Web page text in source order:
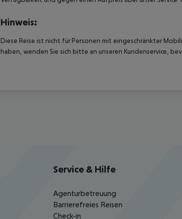
Hinweis:
Diese Reise ist nicht für Personen mit eingeschränkter
haben, wenden Sie sich bitte an unseren Kundenservice,
Service & Hilfe
Agenturbetreuung
Barrierefreies Reisen
Check-in